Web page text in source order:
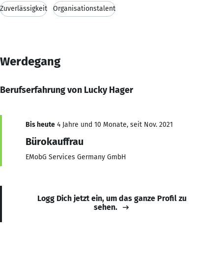
Zuverlässigkeit Organisationstalent
Werdegang
Berufserfahrung von Lucky Hager
Bis heute 4 Jahre und 10 Monate, seit Nov. 2021
Bürokauffrau
EMobG Services Germany GmbH
Logg Dich jetzt ein, um das ganze Profil zu
sehen.